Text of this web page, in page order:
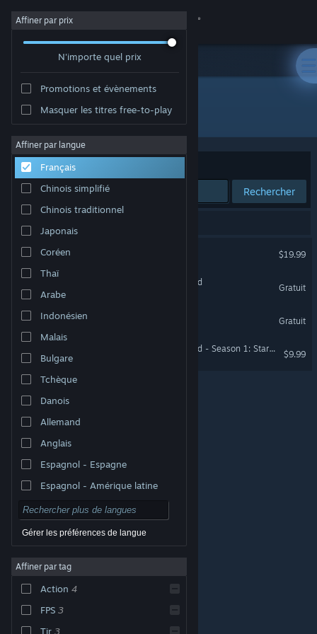
Se connecter
Magasin
À propos
Support
Changer la langue
Télécharger l'application mobile Steam
Voir version ordi. du site
© Valve Corporation. Tous droits réservés. Toutes les
titulaires aux États-Unis et dans d'autres pays.
Accessibilité
Remboursements
Affiner par prix
N'importe quel prix
Promotions et évènements
Masquer les titres free-to-play
Affiner par langue
Français
Chinois simplifié
Chinois traditionnel
Japonais
Coréen
Thaï
Arabe
Indonésien
Malais
Bulgare
Tchèque
Danois
Allemand
Anglais
Espagnol - Espagne
Espagnol - Amérique latine
Gérer les préférences de langue
Affiner par tag
Action 4
FPS 3
Tir 3
Développement : 1047 Games
Trier par Pertinence
Rechercher
$19.99
SPLITGATE: Arena Reloaded
Gratuit
Gratuit
SPLITGATE: Arena Reloaded - Season 1: Starter Pack
$9.99